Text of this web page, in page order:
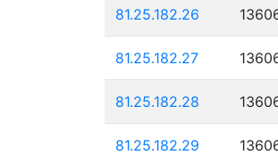
81.25.182.26
81.25.182.27
81.25.182.28
81.25.182.29